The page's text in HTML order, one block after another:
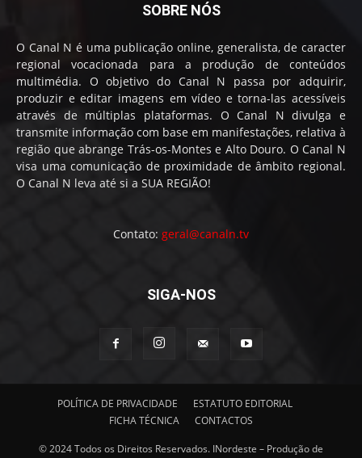
SOBRE NÓS
O Canal N é uma publicação online, generalista, de caracter
regional vocacionada para a produção de conteúdos
multimédia. O objetivo do Canal N passa por adquirir,
produzir e editar imagens em vídeo e torna-las acessíveis
através de múltiplas plataformas. O Canal N divulga e
transmite informação com base em manifestações, relativa à
região que abrange Trás-os-Montes e Alto Douro. O Canal N
visa uma comunicação de proximidade de âmbito regional.
O Canal N leva até si a SUA REGIÃO!
Contato: geral@canaln.tv
SIGA-NOS
POLÍTICA DE PRIVACIDADE
ESTATUTO EDITORIAL
FICHA TÉCNICA
CONTACTOS
© 2024 Todos os Direitos Reservados. INordeste – Produção de